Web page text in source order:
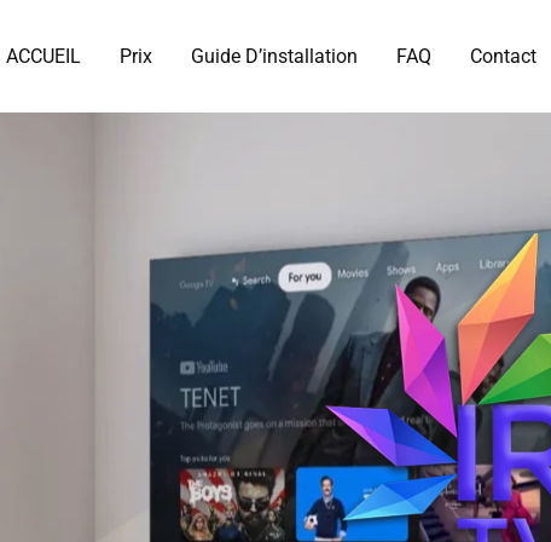
ACCUEIL Prix Guide D’installation FAQ Contact